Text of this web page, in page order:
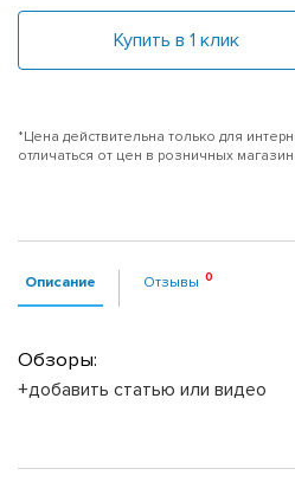
Купить в 1 клик
*Цена действительна только для
отличаться от цен в розничных
Описание Отзывы
Обзоры:
+добавить статью или видео